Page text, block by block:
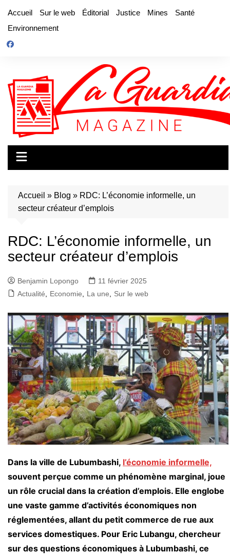
contenu
Accueil Sur le web Éditorial Justice Mines
Santé
Environnement
Accueil » Blog » RDC: L’économie informelle, un
secteur créateur d’emplois
RDC: L’économie informelle, un
secteur créateur d’emplois
Benjamin Lopongo
11 février 2025
Actualité
Economie La une Sur le web
Dans la ville de Lubumbashi, l’économie informelle,
souvent perçue comme un phénomène marginal, joue
un rôle crucial dans la création d’emplois. Elle englobe
une vaste gamme d’activités économiques non
réglementées, allant du petit commerce de rue aux
services domestiques. Pour Eric Lubangu, chercheur
sur des questions économiques à Lubumbashi, ce